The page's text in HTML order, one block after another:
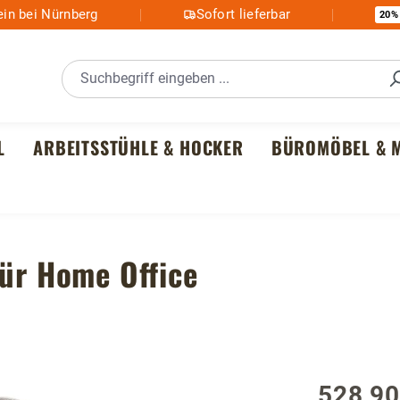
bei Nürnberg Sofort lieferbar 20%
ARBEITSSTÜHLE & HOCKER BÜROMÖBEL &
Home Office